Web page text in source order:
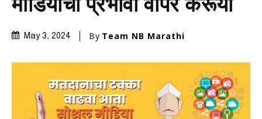
मीडियाचा प्रभावी वापर करूया
May 3, 2024 By Team NB Marathi